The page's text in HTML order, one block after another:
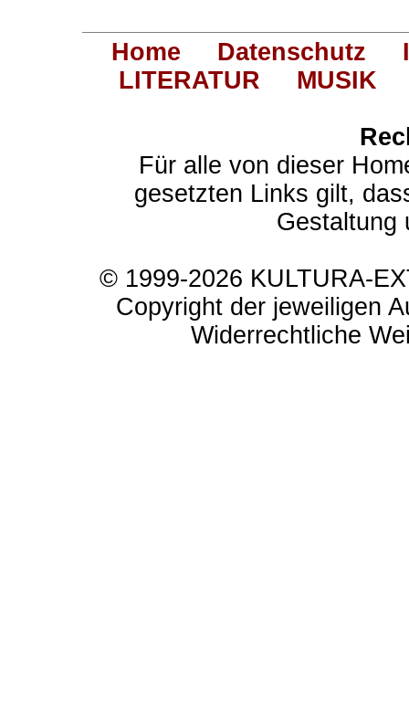
Home Datenschutz
LITERATUR
MUSIK
Für alle von dieser
gesetzten Links gilt,
Gestaltung
© 1999-2026 KULTURA-
Copyright der jeweiligen
Widerrechtliche